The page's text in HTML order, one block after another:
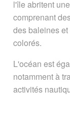
Page
Vous
l'île abritent
comprenant
des baleines
colorés.
L'océan est
notamment à
activités